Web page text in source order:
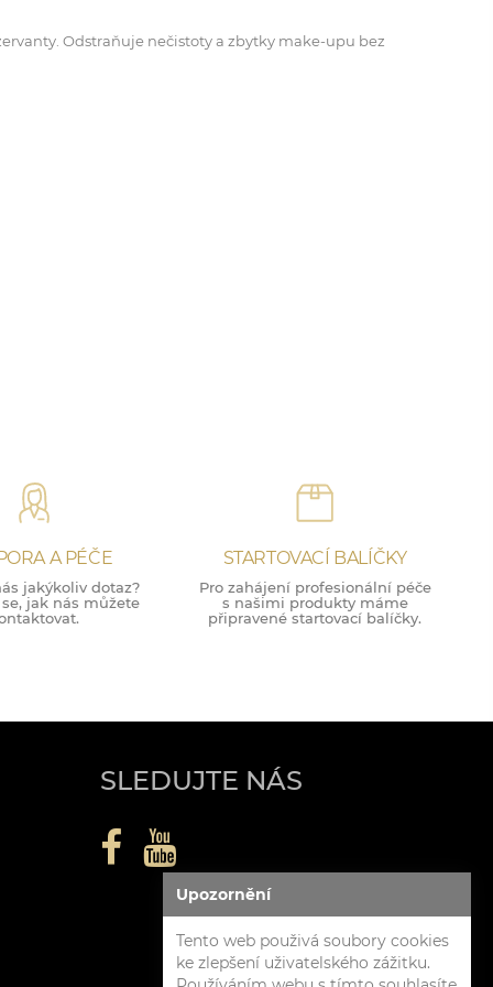
Odstraňuje nečistoty a zbytky make-upu bez
A PÉČE
jakýkoliv dotaz?
jak nás můžete
STARTOVACÍ BALÍČKY
Pro zahájení profesionální péče
s našimi produkty máme
připravené startovací balíčky.
SLEDUJTE NÁS
Upozornění
Tento web použivá soubory cookies
ke zlepšení uživatelského zážitku.